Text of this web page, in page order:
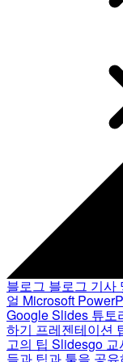
블로그 블로그 기사
얼 Microsoft
Google Slides 튜토
하기 프레젠테이션
고의 팁 Slidesgo 교